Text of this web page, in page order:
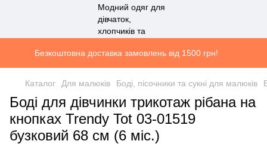
Безкоштовна доставка замовлень від 1500 грн!
Каталог Для малюків Боді, пісочники та сукні для малюків
Боді для дівчинки трикотаж рібана на
кнопках Trendy Tot 03-01519
бузковий 68 см (6 мiс.)